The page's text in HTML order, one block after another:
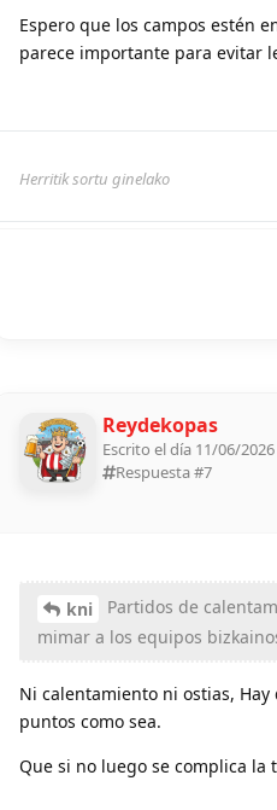
Espero que los campos estén
parece importante para evitar
Herritik sortu ginelako
Reydekopas
Escrito el día 11/06/2026
Respuesta #7
kni
Partidos de
mimar a los equipos
Ni calentamiento ni ostias,
puntos como sea.
Que si no luego se complica la